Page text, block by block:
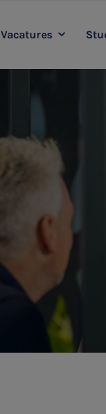
Vacatures
Belastingadvies
Staff & Support